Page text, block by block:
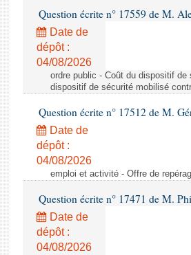
Question écrite n° 17559 de M.
Date de
dépôt :
04/08/2026
ordre public - Coût du dispositif
dispositif de sécurité mobilisé
Question écrite n° 17512 de M.
Date de
dépôt :
04/08/2026
emploi et activité - Offre de
Question écrite n° 17471 de M.
Date de
dépôt :
04/08/2026